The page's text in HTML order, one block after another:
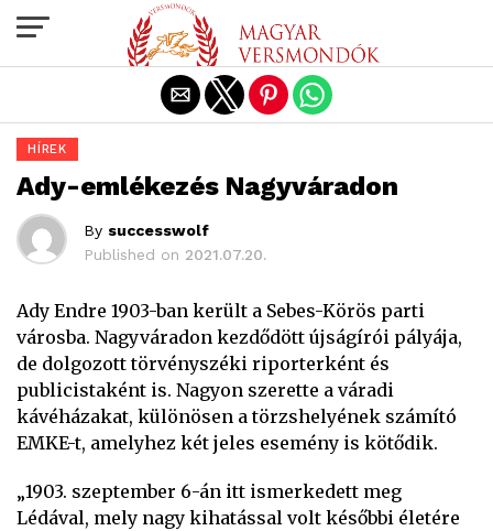
HÍREK
Ady-emlékezés Nagyváradon
By successwolf
Published on 2021.07.20.
Ady Endre 1903-ban került a Sebes-Körös parti
városba. Nagyváradon kezdődött újságírói pályája,
de dolgozott törvényszéki riporterként és
publicistaként is. Nagyon szerette a váradi
kávéházakat, különösen a törzshelyének számító
EMKE-t, amelyhez két jeles esemény is kötődik.
„1903. szeptember 6-án itt ismerkedett meg
Lédával, mely nagy kihatással volt későbbi életére
Exit mobile version